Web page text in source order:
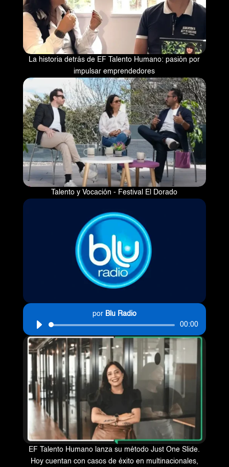
La historia detrás de EF Talento Humano: pasión por
impulsar emprendedores
Talento y Vocación - Festival El Dorado
por Blu Radio
audio
00:00
EF Talento Humano lanza su métodoJust One Slide.
Hoy cuentan con casos de éxito en multinacionales,